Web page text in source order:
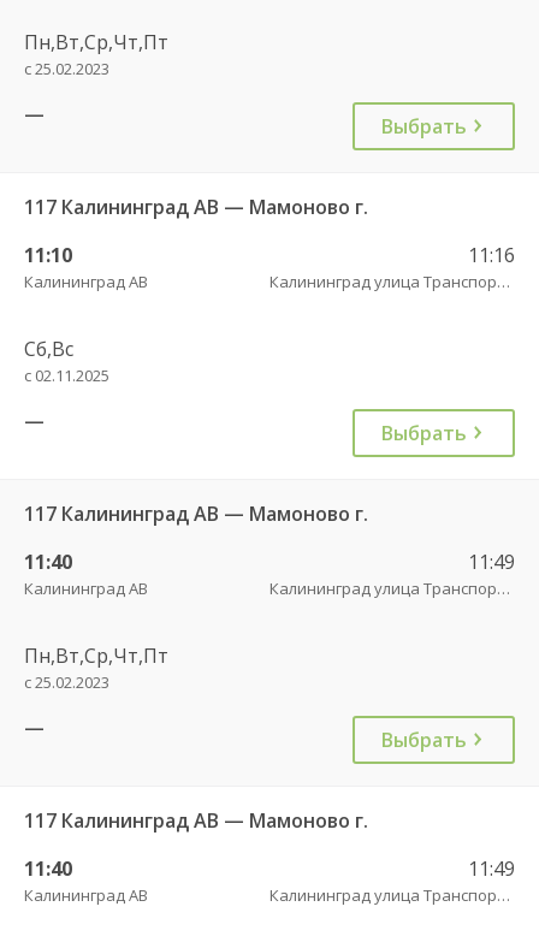
Пн,Вт,Ср,Чт,Пт
с 25.02.2023
— Выбрать
117 Калининград АВ — Мамоново г.
11:10
Калининград АВ
11:16
Калининград улица Транспортая
Сб,Вс
с 02.11.2025
— Выбрать
117 Калининград АВ — Мамоново г.
11:40
Калининград АВ
11:49
Калининград улица Транспортая
Пн,Вт,Ср,Чт,Пт
с 25.02.2023
— Выбрать
117 Калининград АВ — Мамоново г.
11:40
Калининград АВ
11:49
Калининград улица Транспортая